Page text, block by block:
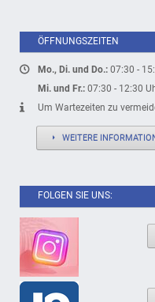
ÖFFNUNGSZEITEN
Mo., Di. und Do.:07:30 -
Mi. und Fr.: 07:30 - 12:30
Um Wartezeiten zu
WEITERE
FOLGEN SIE UNS: